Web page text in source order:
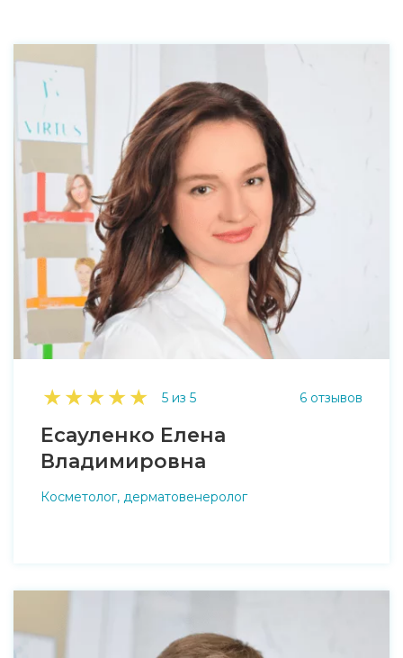
★★★★★ 5 из 5 6 отзывов
Есауленко Елена
Владимировна
Косметолог, дерматовенеролог